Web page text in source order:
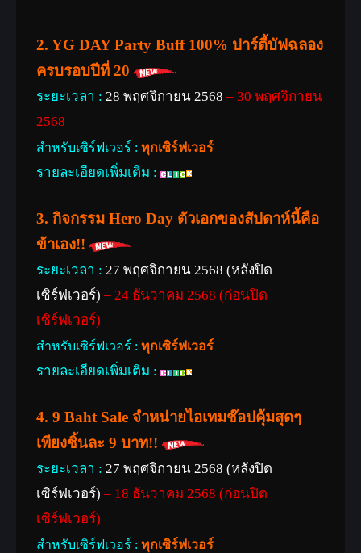
2. YG DAY Party Buff 100% ปาร์ตี้บัฟฉลอง
ครบรอบปีที่ 20
ระยะเวลา : 28 พฤศจิกายน 2568 – 30 พฤศจิกายน
2568
สำหรับเซิร์ฟเวอร์ : ทุกเซิร์ฟเวอร์
รายละเอียดเพิ่มเติม :
3. กิจกรรม Hero Day ตัวเอกของสัปดาห์นี้คือ
ข้าเอง!!
ระยะเวลา : 27 พฤศจิกายน 2568 (หลังปิด
เซิร์ฟเวอร์) – 24 ธันวาคม 2568 (ก่อนปิด
เซิร์ฟเวอร์)
สำหรับเซิร์ฟเวอร์ : ทุกเซิร์ฟเวอร์
รายละเอียดเพิ่มเติม :
4. 9 Baht Sale จำหน่ายไอเทมช๊อปคุ้มสุดๆ
เพียงชิ้นละ 9 บาท!!
ระยะเวลา : 27 พฤศจิกายน 2568 (หลังปิด
เซิร์ฟเวอร์) – 18 ธันวาคม 2568 (ก่อนปิด
เซิร์ฟเวอร์)
สำหรับเซิร์ฟเวอร์ : ทุกเซิร์ฟเวอร์